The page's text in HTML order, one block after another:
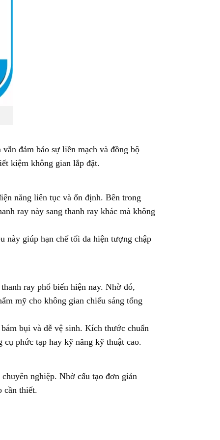
đảm bảo sự liền mạch và đồng bộ
kiệm không gian lắp đặt.
năng liên tục và ổn định. Bên trong
ray này sang thanh ray khác mà không
này giúp hạn chế tối đa hiện tượng chập
ray phổ biến hiện nay. Nhờ đó,
mỹ cho không gian chiếu sáng tổng
bụi và dễ vệ sinh. Kích thước chuẩn
cụ phức tạp hay kỹ năng kỹ thuật cao.
nghiệp. Nhờ cấu tạo đơn giản
cần thiết.